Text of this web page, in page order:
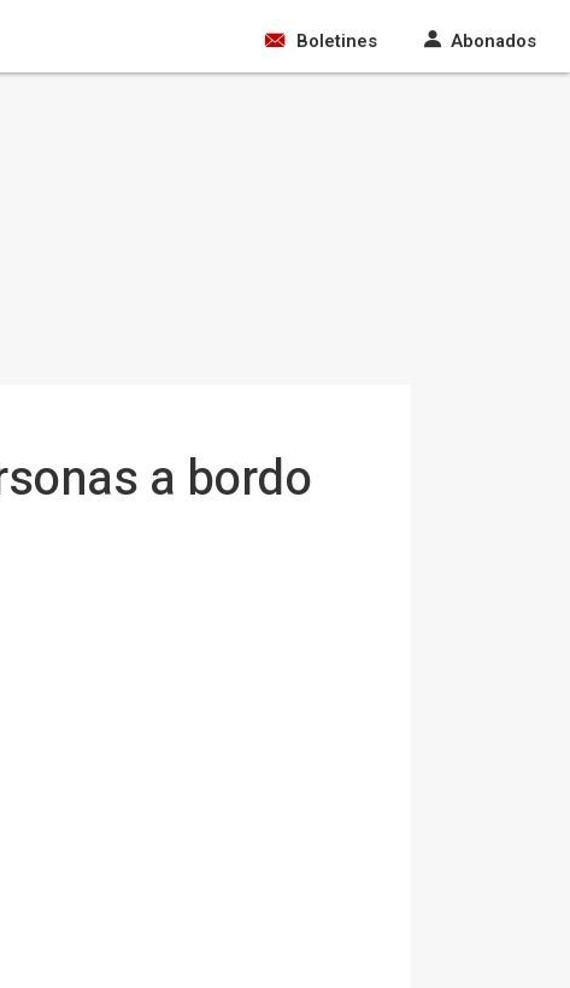
Boletines Abonados
a bordo